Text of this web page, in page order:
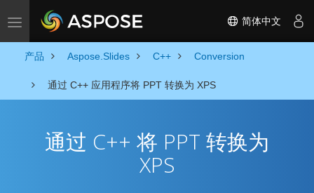
Toggle navigation 简体中文
产品 Aspose.Slides C++ Conversion
通过 C++ 应用程序将 PPT 转换为 XPS
通过 C++ 将 PPT 转换为
XPS